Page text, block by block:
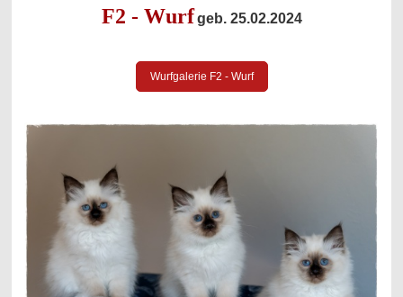
F2 - Wurf geb. 25.02.2024
Wurfgalerie F2 - Wurf